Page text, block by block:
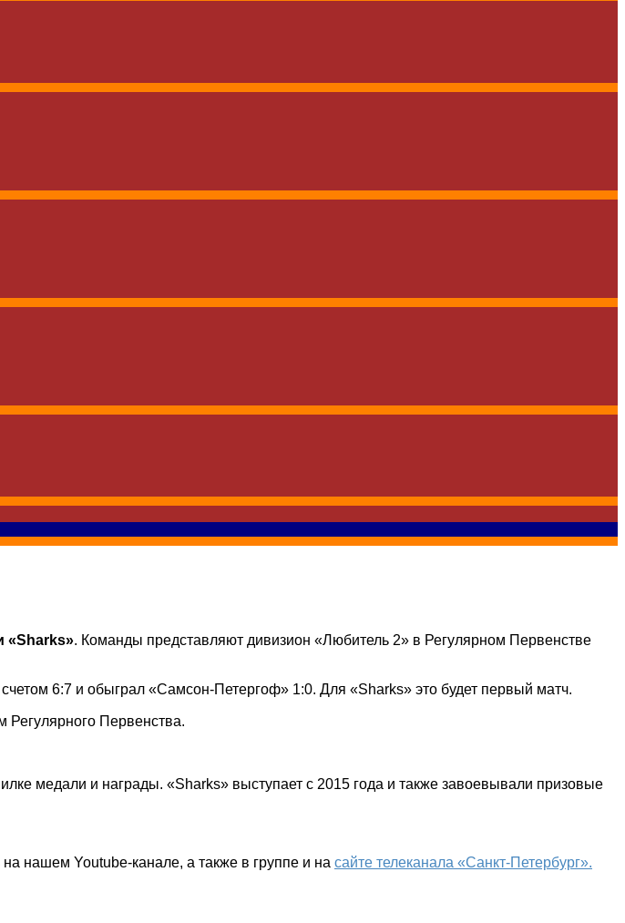
«Sharks». Команды представляют дивизион «Любитель 2» в Регулярном Первенстве
6:7 и обыграл «Самсон-Петергоф» 1:0. Для «Sharks» это будет первый матч.
Первенства.
медали и награды. «Sharks» выступает с 2015 года и также завоевывали призовые
нашем Youtube-канале, а также в группе и на сайте телеканала «Санкт-Петербург».